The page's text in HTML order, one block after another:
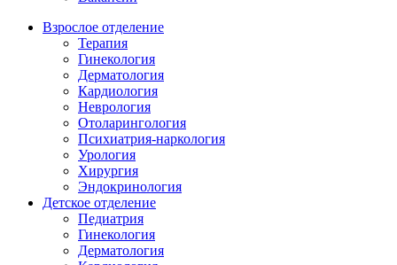
Взрослое отделение
Терапия
Гинекология
Дерматология
Кардиология
Неврология
Отоларингология
Психиатрия-наркология
Урология
Хирургия
Эндокринология
Детское отделение
Педиатрия
Гинекология
Дерматология